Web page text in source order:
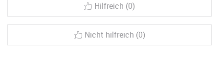
Hilfreich (0)
Nicht hilfreich (0)